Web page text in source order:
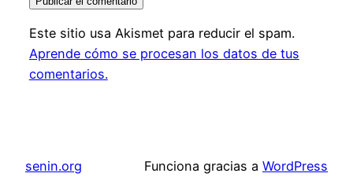
Este sitio usa Akismet para reducir el spam.
Aprende cómo se procesan los datos de tus
comentarios.
senin.org Funciona gracias a WordPress